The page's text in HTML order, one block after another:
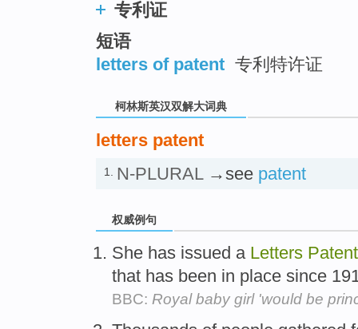
专利证
短语
letters of patent 专利特许证
柯林斯英汉双解大词典
letters patent
1. N-PLURAL→see patent
权威例句
She has issued a Letters Patent
that has been in place since
BBC: Royal baby girl 'would be